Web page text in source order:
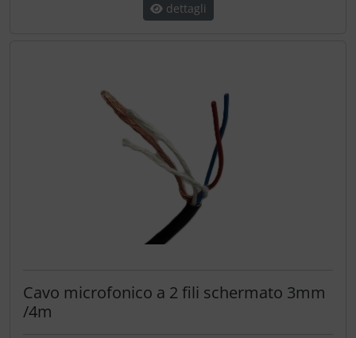
dettagli
Cavo microfonico a 2 fili schermato 3mm
/4m